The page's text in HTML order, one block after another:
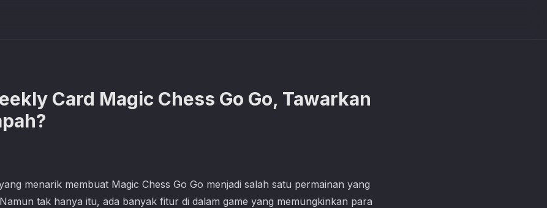
Card Magic Chess Go Go, Tawarkan
menarik membuat Magic Chess Go Go menjadi salah satu permainan yang
tak hanya itu, ada banyak fitur di dalam game yang memungkinkan para